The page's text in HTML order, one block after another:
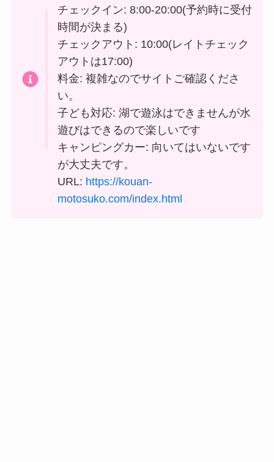
チェックイン: 8:00-20:00(予約時に受付
時間が決まる)
チェックアウト: 10:00(レイトチェック
アウトは17:00)
料金: 複雑なのでサイトご確認くださ
い。
子ども対応: 湖で遊泳はできませんが水
遊びはできるので楽しいです
キャンピングカー: 向いてはいないです
が大丈夫です。
URL: https://kouan-
motosuko.com/index.html